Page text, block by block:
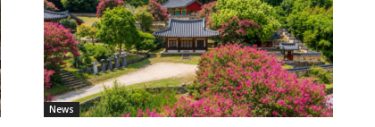
News